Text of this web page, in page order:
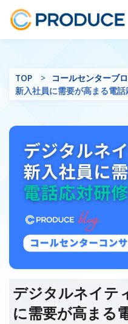
TOP コールセンターブ
新入社員に需要が高まる電
デジタルネイテ
に需要が高まる